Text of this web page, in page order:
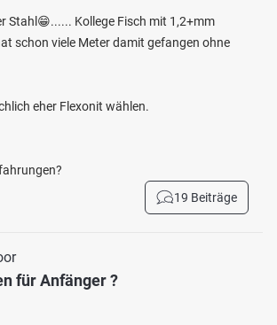
Stahl😁...... Kollege Fisch mit 1,2+mm
schon viele Meter damit gefangen ohne
eher Flexonit wählen.
19 Beiträge
für Anfänger ?